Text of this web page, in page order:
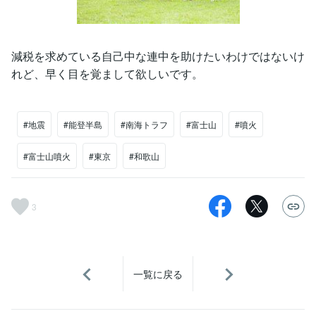
減税を求めている自己中な連中を助けたいわけではないけ
れど、早く目を覚まして欲しいです。
#地震 #能登半島 #南海トラフ #富士山 #噴火
#富士山噴火 #東京 #和歌山
3
一覧に戻る